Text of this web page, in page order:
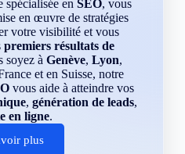
spécialisée enSEO, vous
en œuvre de stratégies
votre visibilité et vous
premiers résultats de
soyez à Genève, Lyon,
et en Suisse, notre
vous aide à atteindre vos
,génération de leads,
en ligne.
plus